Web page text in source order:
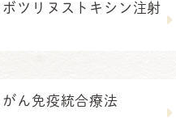
ボツリヌストキシン注射
がん免疫統合療法